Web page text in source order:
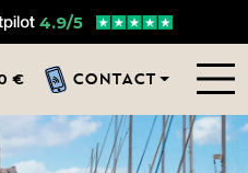
4.9/5
€ CONTACT